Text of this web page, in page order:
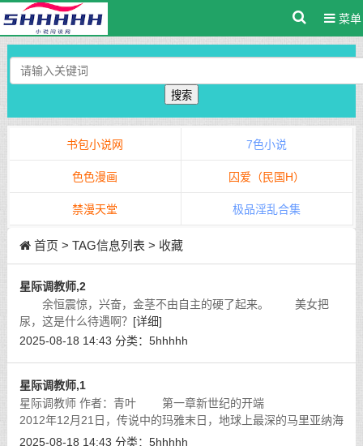
菜单
搜索
书包小说网 7色小说
色色漫画 囚爱（民国H）
禁漫天堂 极品淫乱合集
首页 > TAG信息列表 > 收藏
星际调教师,2
余恒震惊，兴奋，金茎不由自主的硬了起来。 美女把
尿，这是什么待遇啊？ [详细]
2025-08-18 14:43 分类： 5hhhhh
星际调教师,1
星际调教师 作者：青叶 第一章新世纪的开端
2012年12月21日，传说中的玛雅末日，地球上最深的马里亚纳海
沟的地底，一个灰暗如同小城市规模的金属都市，随着咔嚓一
2025-08-18 14:43 分类： 5hhhhh